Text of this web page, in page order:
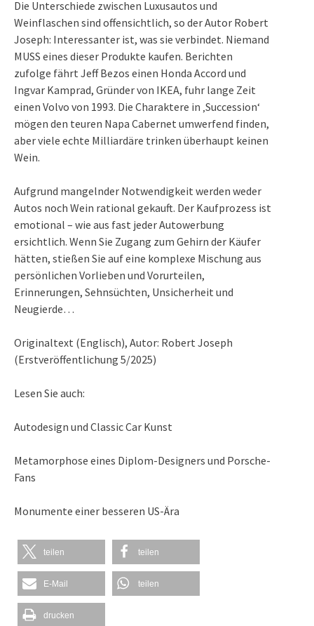
Die Unterschiede zwischen Luxusautos und
Weinflaschen sind offensichtlich, so der Autor Robert
Joseph: Interessanter ist, was sie verbindet. Niemand
MUSS eines dieser Produkte kaufen. Berichten
zufolge fährt Jeff Bezos einen Honda Accord und
Ingvar Kamprad, Gründer von IKEA, fuhr lange Zeit
einen Volvo von 1993. Die Charaktere in ‚Succession‘
mögen den teuren Napa Cabernet umwerfend finden,
aber viele echte Milliardäre trinken überhaupt keinen
Wein.
Aufgrund mangelnder Notwendigkeit werden weder
Autos noch Wein rational gekauft. Der Kaufprozess ist
emotional – wie aus fast jeder Autowerbung
ersichtlich. Wenn Sie Zugang zum Gehirn der Käufer
hätten, stießen Sie auf eine komplexe Mischung aus
persönlichen Vorlieben und Vorurteilen,
Erinnerungen, Sehnsüchten, Unsicherheit und
Neugierde…
Originaltext (Englisch), Autor: Robert Joseph
(Erstveröffentlichung 5/2025)
Lesen Sie auch:
Autodesign und Classic Car Kunst
Metamorphose eines Diplom-Designers und Porsche-
Fans
Monumente einer besseren US-Ära
teilen teilen
E-Mail teilen
drucken